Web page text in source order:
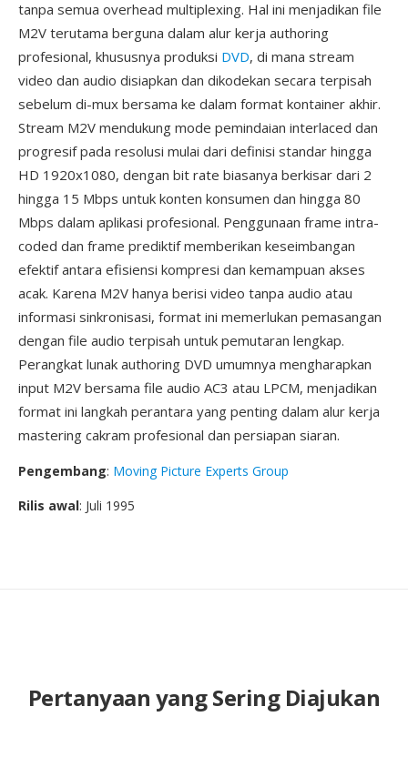
tanpa semua overhead multiplexing. Hal ini menjadikan file
M2V terutama berguna dalam alur kerja authoring
profesional, khususnya produksi DVD, di mana stream
video dan audio disiapkan dan dikodekan secara terpisah
sebelum di-mux bersama ke dalam format kontainer akhir.
Stream M2V mendukung mode pemindaian interlaced dan
progresif pada resolusi mulai dari definisi standar hingga
HD 1920x1080, dengan bit rate biasanya berkisar dari 2
hingga 15 Mbps untuk konten konsumen dan hingga 80
Mbps dalam aplikasi profesional. Penggunaan frame intra-
coded dan frame prediktif memberikan keseimbangan
efektif antara efisiensi kompresi dan kemampuan akses
acak. Karena M2V hanya berisi video tanpa audio atau
informasi sinkronisasi, format ini memerlukan pemasangan
dengan file audio terpisah untuk pemutaran lengkap.
Perangkat lunak authoring DVD umumnya mengharapkan
input M2V bersama file audio AC3 atau LPCM, menjadikan
format ini langkah perantara yang penting dalam alur kerja
mastering cakram profesional dan persiapan siaran.
Pengembang: Moving Picture Experts Group
Rilis awal: Juli 1995
Pertanyaan yang Sering Diajukan